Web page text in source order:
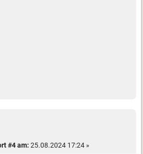
#4 am: 25.08.2024 17:24 »